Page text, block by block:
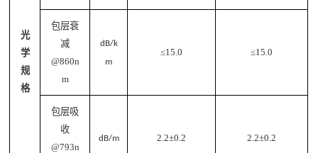
光
学
规
格
包层衰
减
@860n
m
dB/k
m
≤15 .0 ≤15.0
包层吸
收
@793n
dB/m 2.2±0.2 2.2±0.2